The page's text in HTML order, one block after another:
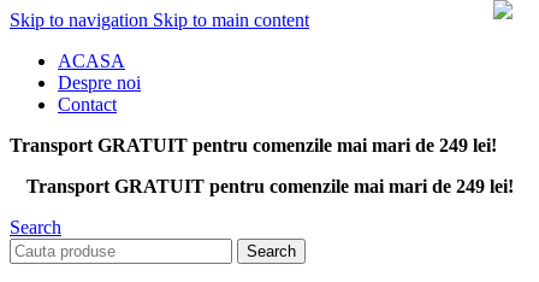
Skip to navigation Skip to main content
ACASA
Despre noi
Contact
Transport GRATUIT pentru comenzile mai mari de 249 lei!
Transport GRATUIT pentru comenzile mai mari de 249 lei!
Search
Search